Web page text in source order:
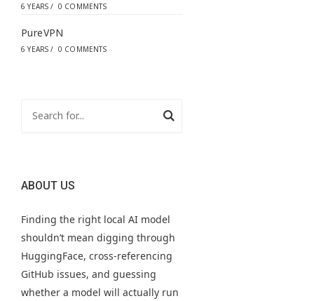
6 YEARS / 0 COMMENTS
PureVPN
6 YEARS / 0 COMMENTS
ABOUT US
Finding the right local AI model
shouldn’t mean digging through
HuggingFace, cross-referencing
GitHub issues, and guessing
whether a model will actually run